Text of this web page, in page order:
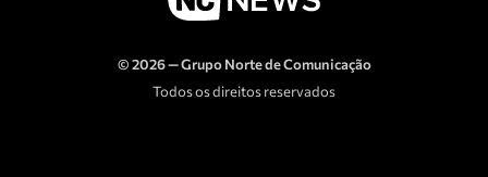
© 2026 — Grupo Norte de Comunicação
Todos os direitos reservados